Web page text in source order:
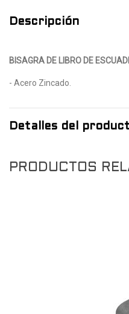
Descripción
BISAGRA DE LIBRO DE
- Acero Zincado.
Detalles del
PRODUCTOS